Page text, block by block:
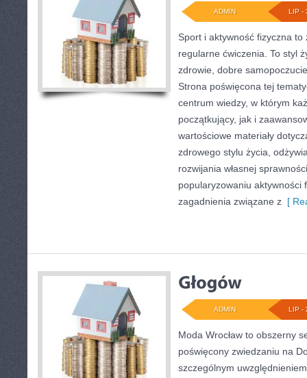
LIP -
ADMIN
Sport i aktywność fizyczna
regularne ćwiczenia. To styl
zdrowie, dobre
Strona poświęcona tej
centrum wiedzy, w którym
początkujący, jak i
wartościowe materiały
zdrowego stylu życia,
rozwijania własnej
popularyzowaniu aktywności
zagadnienia związane z [
LIP -
ADMIN
Moda Wrocław to obszerny
poświęcony zwiedzaniu na
szczególnym